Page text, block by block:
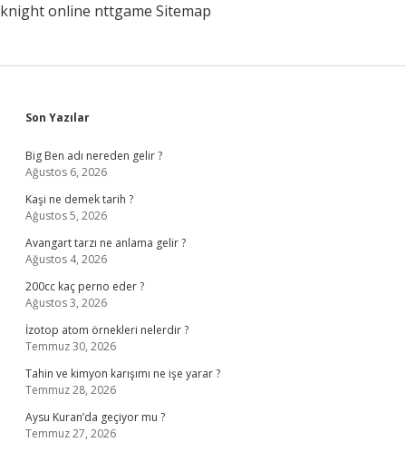
knight online nttgame Sitemap
Sidebar
Son Yazılar
Big Ben adı nereden gelir ?
Ağustos 6, 2026
Kaşi ne demek tarih ?
Ağustos 5, 2026
Avangart tarzı ne anlama gelir ?
Ağustos 4, 2026
200cc kaç perno eder ?
Ağustos 3, 2026
İzotop atom örnekleri nelerdir ?
Temmuz 30, 2026
Tahin ve kimyon karışımı ne işe yarar ?
Temmuz 28, 2026
Aysu Kuran’da geçiyor mu ?
Temmuz 27, 2026